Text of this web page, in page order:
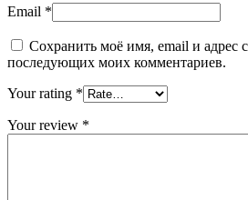
Email *
Сохранить моё имя, email и адрес
последующих моих комментариев.
Your rating *
Your review *